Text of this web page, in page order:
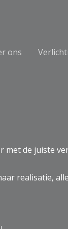
ons
met de juiste
realisatie,